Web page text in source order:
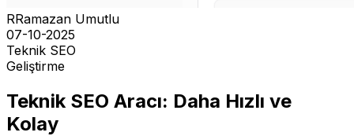
RRamazan Umutlu
07-10-2025
Teknik SEO
Geliştirme
Teknik SEO Aracı: Daha Hızlı ve
Kolay